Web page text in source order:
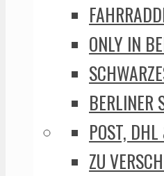
ONLY IN
BERLINER
POST,
ZU